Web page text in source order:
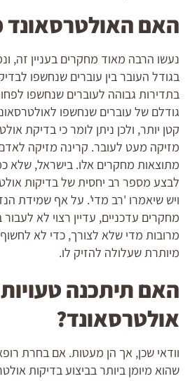
האם האולטרסאונד
נעשו הרבה מאוד מחקרים בעניין זה,
בגודל העובר בין עוברים שנחשפו
בתדירות גבוהה לעוברים שנחשפו
גודלם של עוברים שנחשפו
קטן יותר, ולכן ניתן לומר כי בדיקת
מזיקה מעט לעובר. קרינה מזיקה
מתוצאות מחקרים אלו. בישראל, שלא
לבצע מספר רב יחסית של בדיקות
ויש שיאמרו 'רב מדי'. על אף שמידת
מחקרים עדכניים, עדיין רצוי לא
מרובות מדי שלא לצורך, כדי לא
מיותרת שעלולה להזיק לו.
האם תיתכנה
אולטרסאונד?
וודאי שכן, אך הן מעטות. אם בחרת
שהוא מיומן ביותר בביצוע בדיקות